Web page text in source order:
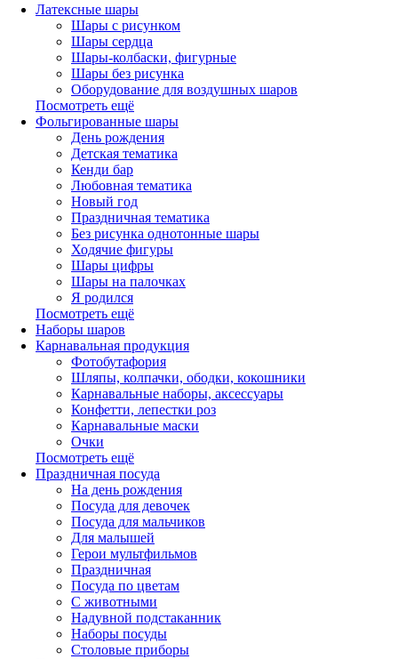
Латексные шары
Шары с рисунком
Шары сердца
Шары-колбаски, фигурные
Шары без рисунка
Оборудование для воздушных шаров
Посмотреть ещё
Фольгированные шары
День рождения
Детская тематика
Кенди бар
Любовная тематика
Новый год
Праздничная тематика
Без рисунка однотонные шары
Ходячие фигуры
Шары цифры
Шары на палочках
Я родился
Посмотреть ещё
Наборы шаров
Карнавальная продукция
Фотобутафория
Шляпы, колпачки, ободки, кокошники
Карнавальные наборы, аксессуары
Конфетти, лепестки роз
Карнавальные маски
Очки
Посмотреть ещё
Праздничная посуда
На день рождения
Посуда для девочек
Посуда для мальчиков
Для малышей
Герои мультфильмов
Праздничная
Посуда по цветам
С животными
Надувной подстаканник
Наборы посуды
Столовые приборы